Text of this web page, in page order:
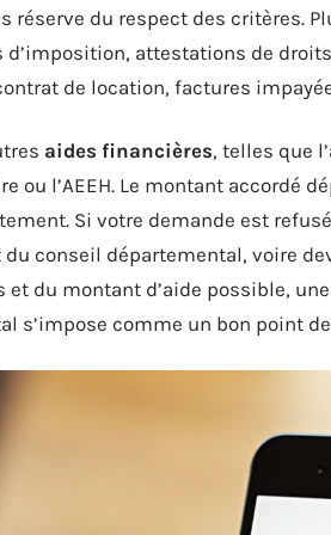
réserve du respect des critères.
attestations de
de location, factures
aides financières, telles que
ou l’AEEH. Le montant accordé
Si votre demande est
conseil départemental, voire
du montant d’aide possible, une
s’impose comme un bon point